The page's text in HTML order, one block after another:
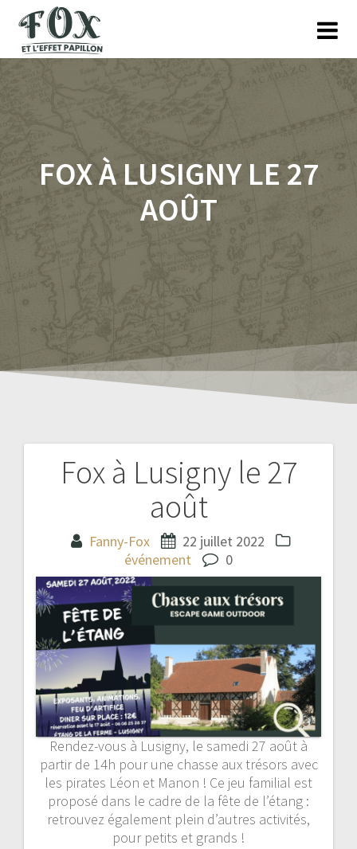
FOX À LUSIGNY LE 27
AOÛT
Fox à Lusigny le 27
août
Fanny-Fox
22 juillet 2022
événement
0
Rendez-vous à Lusigny, le samedi 27 août à
partir de 14h pour une chasse aux trésors avec
les pirates Léon et Manon ! Ce jeu familial est
proposé dans le cadre de la fête de l’étang :
retrouvez également plein d’autres activités,
pour petits et grands !
Navigation
l’article